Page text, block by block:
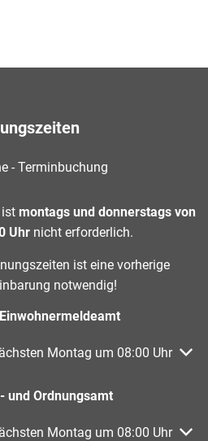
- Terminbuchung
ist montags und donnerstags von
Uhr nicht erforderlich.
ist eine vorherige
notwendig!
oder Schließzeiten
Montag um 08:00 Uhr
und Ordnungsamt
oder Schließzeiten
Montag um 08:00 Uhr